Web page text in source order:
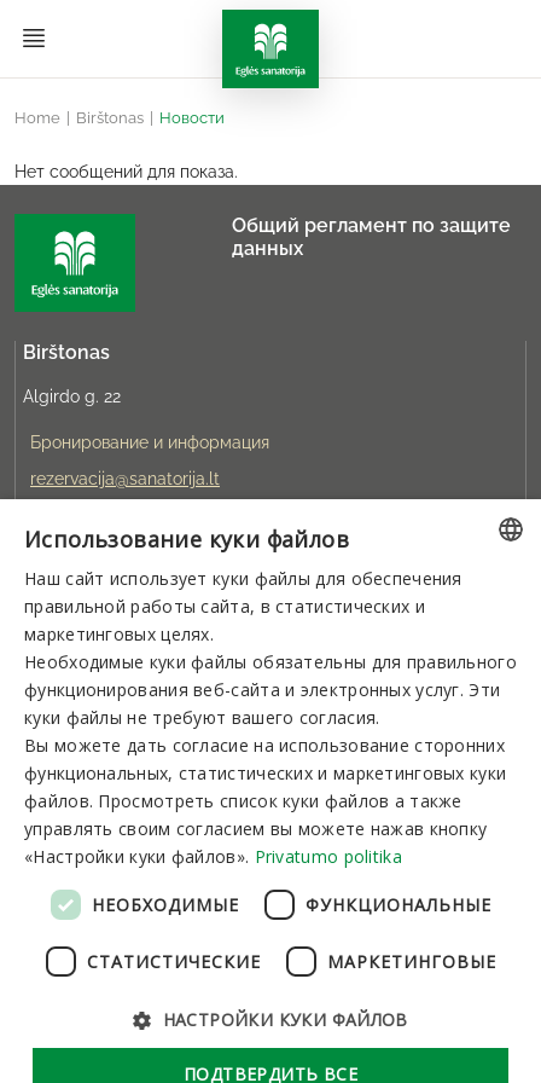
Home Birštonas Новости
Нет сообщений для показа.
Общий регламент по защите
данных
Birštonas
Algirdo g. 22
Бронирование и информация
rezervacija@sanatorija.lt
+37031360220
Вы можете зарезервировать:
I-V 8:00-19:00 VI-VII 9:00-15:00
Новостная рассылка
Общий регламент по защите данных Настройки куки файлов
LITHUANIAN
ENGLISH
Использование куки файлов
Наш сайт использует куки файлы для обеспечения
правильной работы сайта, в статистических и
маркетинговых целях.
Необходимые куки файлы обязательны для правильного
функционирования веб-сайта и электронных услуг. Эти
куки файлы не требуют вашего согласия.
Вы можете дать согласие на использование сторонних
функциональных, статистических и маркетинговых куки
файлов. Просмотреть список куки файлов а также
управлять своим согласием вы можете нажав кнопку
«Настройки куки файлов». Privatumo politika
НЕОБХОДИМЫЕ
СТАТИСТИЧЕСКИЕ МАРКЕТИНГОВЫЕ
ФУНКЦИОНАЛЬНЫЕ
НАСТРОЙКИ КУКИ ФАЙЛОВ
ПОДТВЕРДИТЬ ВСЕ